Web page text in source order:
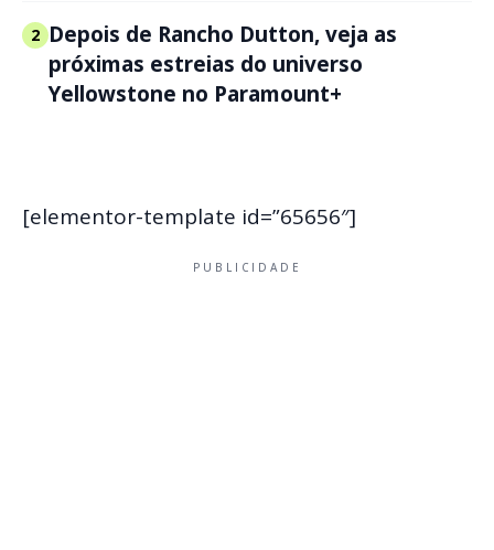
2 Depois de Rancho Dutton, veja as
próximas estreias do universo
Yellowstone no Paramount+
[elementor-template id=”65656″]
PUBLICIDADE